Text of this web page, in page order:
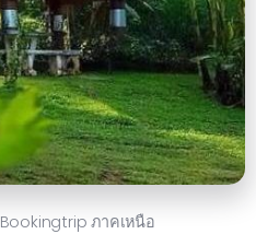
Bookingtrip ภาคเหนือ